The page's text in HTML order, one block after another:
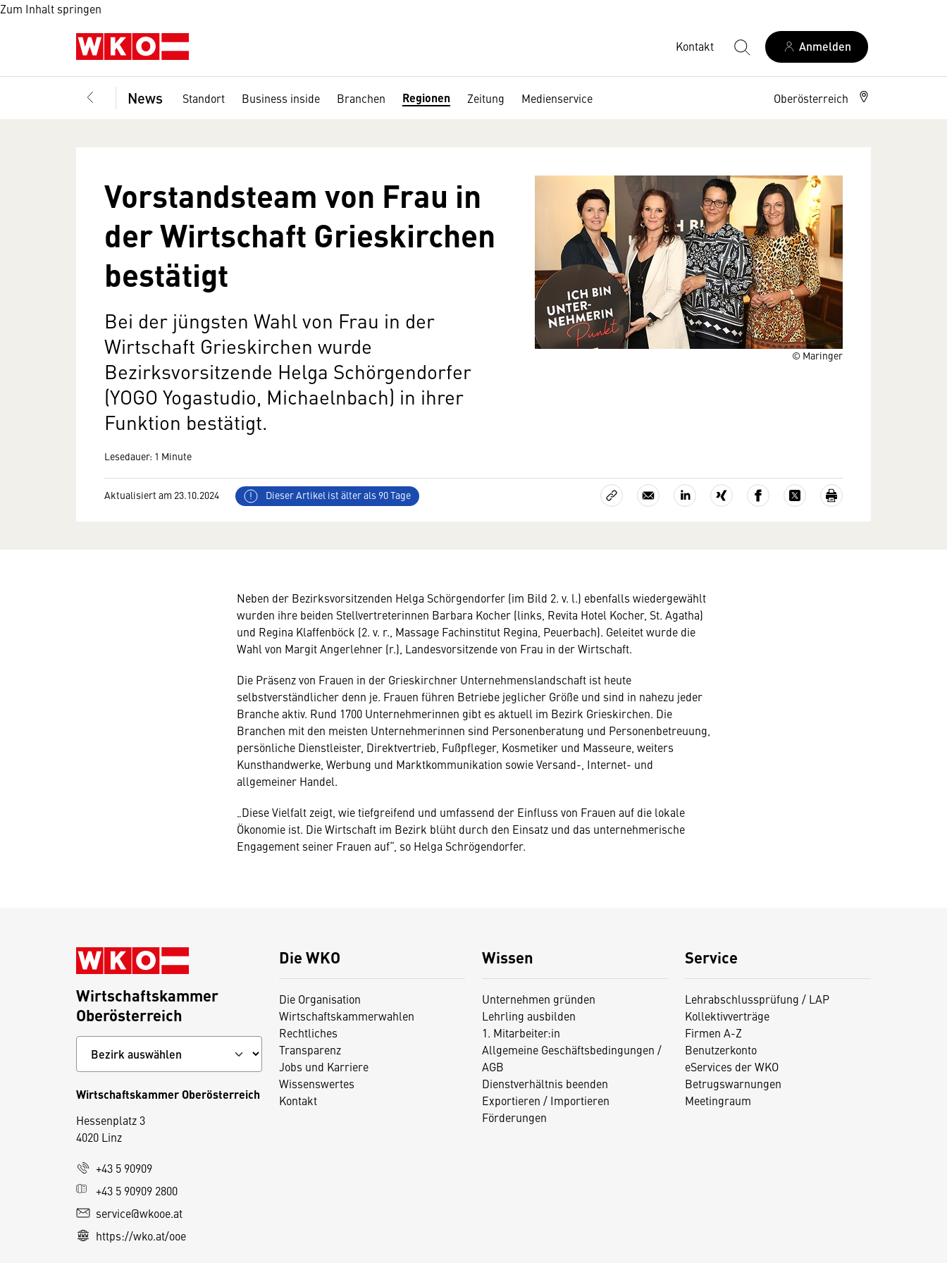
Zum Inhalt springen
Kontakt Anmelden
News Standort Business inside Branchen Regionen Zeitung Medienservice Oberösterreich
© Maringer
Vorstandsteam von Frau in
der Wirtschaft Grieskirchen
bestätigt
Bei der jüngsten Wahl von Frau in der
Wirtschaft Grieskirchen wurde
Bezirksvorsitzende Helga Schörgendorfer
(YOGO Yogastudio, Michaelnbach) in ihrer
Funktion bestätigt.
Lesedauer: 1 Minute
Aktualisiert am 23.10.2024 Dieser Artikel ist älter als 90 Tage
Neben der Bezirksvorsitzenden Helga Schörgendorfer (im Bild 2. v. l.) ebenfalls wiedergewählt
wurden ihre beiden Stellvertreterinnen Barbara Kocher (links, Revita Hotel Kocher, St. Agatha)
und Regina Klaffenböck (2. v. r., Massage Fachinstitut Regina, Peuerbach). Geleitet wurde die
Wahl von Margit Angerlehner (r.), Landesvorsitzende von Frau in der Wirtschaft.
Die Präsenz von Frauen in der Grieskirchner Unternehmenslandschaft ist heute
selbstverständlicher denn je. Frauen führen Betriebe jeglicher Größe und sind in nahezu jeder
Branche aktiv. Rund 1700 Unternehmerinnen gibt es aktuell im Bezirk Grieskirchen. Die
Branchen mit den meisten Unternehmerinnen sind Personenberatung und Personenbetreuung,
persönliche Dienstleister, Direktvertrieb, Fußpfleger, Kosmetiker und Masseure, weiters
Kunsthandwerke, Werbung und Marktkommunikation sowie Versand-, Internet- und
allgemeiner Handel.
„Diese Vielfalt zeigt, wie tiefgreifend und umfassend der Einfluss von Frauen auf die lokale
Ökonomie ist. Die Wirtschaft im Bezirk blüht durch den Einsatz und das unternehmerische
Engagement seiner Frauen auf“, so Helga Schrögendorfer.
Die WKO
Die Organisation
Wirtschaftskammerwahlen
Rechtliches
Transparenz
Jobs und Karriere
Wissenswertes
Kontakt
Wissen
Unternehmen gründen
Lehrling ausbilden
1. Mitarbeiter:in
Allgemeine Geschäftsbedingungen /
AGB
Dienstverhältnis beenden
Exportieren / Importieren
Förderungen
Service
Lehrabschlussprüfung / LAP
Kollektivverträge
Firmen A-Z
Benutzerkonto
eServices der WKO
Betrugswarnungen
Meetingraum
Wirtschaftskammer
Oberösterreich
Wirtschaftskammer Oberösterreich
Hessenplatz 3
4020 Linz
+43 5 90909
+43 5 90909 2800
service@wkooe.at
https://wko.at/ooe